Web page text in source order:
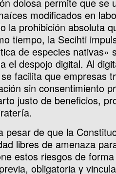
modificados en
la prohibición absoluta
tiempo, la Secihti
de especies nativas»
el despojo digital. Al
facilita que empresas
sin consentimiento
justo de beneficios,
pesar de que la
libres de amenaza
estos riesgos de
obligatoria y